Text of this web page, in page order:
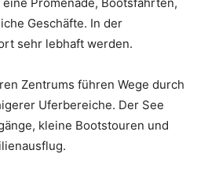
Promenade, Bootsfahrten,
Geschäfte. In der
sehr lebhaft werden.
Zentrums führen Wege durch
Uferbereiche. Der See
kleine Bootstouren und